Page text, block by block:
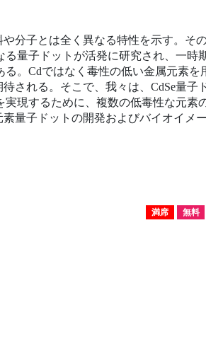
分子とは全く異なる特性を示す。その
量子ドットが活発に研究され、一時
。Cdではなく毒性の低い金属元素を
される。そこで、我々は、CdSe量子
現するために、複数の低毒性な元素
量子ドットの開発およびバイオイメ
満席 無料